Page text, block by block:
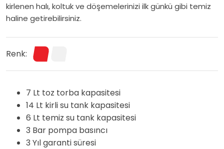
kirlenen halı, koltuk ve döşemelerinizi ilk günkü gibi temiz
haline getirebilirsiniz.
Renk:
7 Lt toz torba kapasitesi
14 Lt kirli su tank kapasitesi
6 Lt temiz su tank kapasitesi
3 Bar pompa basıncı
3 Yıl garanti süresi